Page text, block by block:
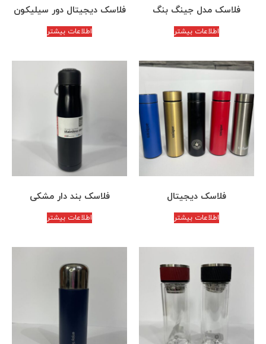
فلاسک مدل جینگ بنگ
اطلاعات بیشتر
فلاسک دیجیتال دور سیلیکون
اطلاعات بیشتر
فلاسک دیجیتال
اطلاعات بیشتر
فلاسک بند دار مشکی
اطلاعات بیشتر